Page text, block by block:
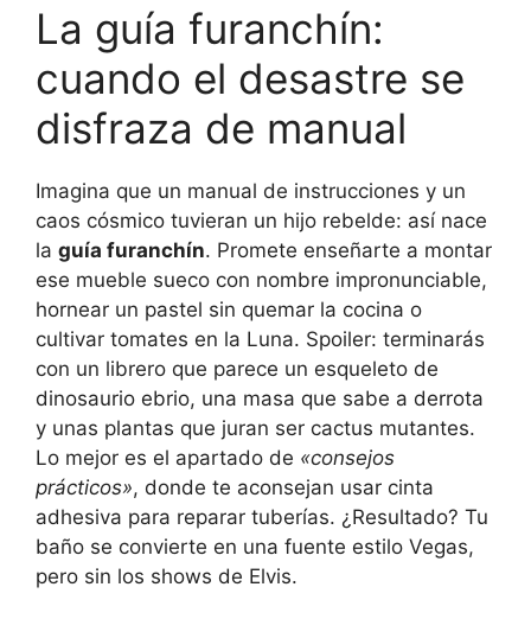
La guía furanchín:
cuando el desastre se
disfraza de manual
Imagina que un manual de instrucciones y un
caos cósmico tuvieran un hijo rebelde: así nace
la guía furanchín. Promete enseñarte a montar
ese mueble sueco con nombre impronunciable,
hornear un pastel sin quemar la cocina o
cultivar tomates en la Luna. Spoiler: terminarás
con un librero que parece un esqueleto de
dinosaurio ebrio, una masa que sabe a derrota
y unas plantas que juran ser cactus mutantes.
Lo mejor es el apartado de «consejos
prácticos», donde te aconsejan usar cinta
adhesiva para reparar tuberías. ¿Resultado? Tu
baño se convierte en una fuente estilo Vegas,
pero sin los shows de Elvis.